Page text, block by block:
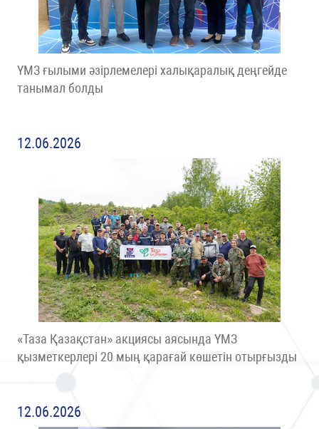
ҮМЗ ғылыми әзірлемелері халықаралық деңгейде
танымал болды
12.06.2026
«Таза Қазақстан» акциясы аясында ҮМЗ
қызметкерлері 20 мың қарағай көшетін отырғызды
12.06.2026